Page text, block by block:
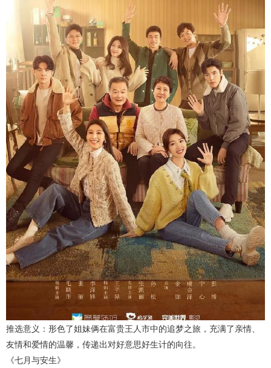
推选意义：形色了姐妹俩在富贵王人市中的追梦之旅，充满了亲情、
友情和爱情的温馨，传递出对好意思好生计的向往。
《七月与安生》